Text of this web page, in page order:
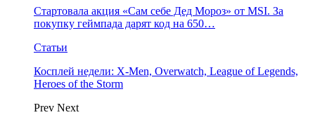
Стартовала акция «Сам себе Дед Мороз» от MSI. За
покупку геймпада дарят код на 650…
Статьи
Косплей недели: X-Men, Overwatch, League of Legends,
Heroes of the Storm
Prev Next